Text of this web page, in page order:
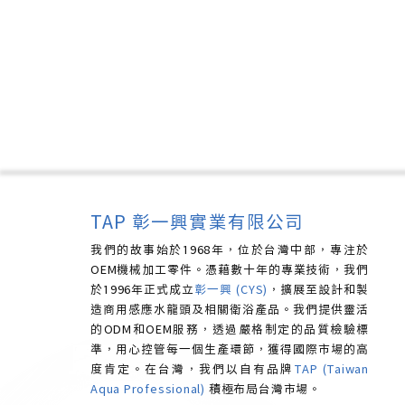
TAP 彰一興實業有限公司
我們的故事始於1968年，位於台灣中部，專注於
OEM機械加工零件。憑藉數十年的專業技術，我們
於1996年正式成立彰一興 (CYS) ，擴展至設計和製
造商用感應水龍頭及相關衛浴產品。我們提供靈活
的ODM和OEM服務，透過嚴格制定的品質檢驗標
準，用心控管每一個生產環節，獲得國際市場的高
度肯定。在台灣，我們以自有品牌 TAP (Taiwan
Aqua Professional) 積極布局台灣市場。